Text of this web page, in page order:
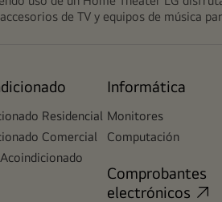
de TV y equipos de música
Residencial
Comercial
Informática
Monitores
Computación
Comprobantes
electrónicos